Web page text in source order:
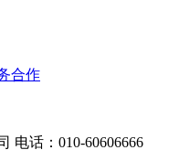
合作
电话：010-60606666